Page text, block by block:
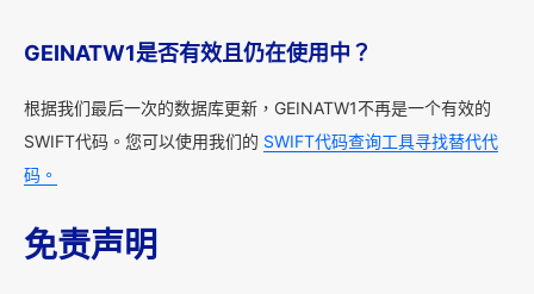
GEINATW1是否有效且仍在使用中？
根据我们最后一次的数据库更新，GEINATW1不再是一个有效的
SWIFT代码。您可以使用我们的 SWIFT代码查询工具寻找替代代
码。
免责声明